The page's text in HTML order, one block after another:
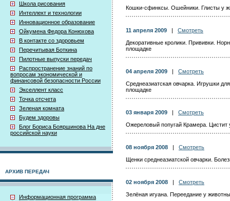
Школа рисования
Интеллект и технологии
Инновационное образование
Ойкумена Федора Конюхова
В контакте со здоровьем
Перечитывая Боткина
Пилотные выпуски передач
Распространение знаний по
вопросам экономической и
финансовой безопасности России
Экселлент класс
Точка отсчета
Зеленая комната
Будем здоровы
Блог Бориса Бояршинова На дне
российской науки
АРХИВ ПЕРЕДАЧ
Информационная программа
Кошки-сфинксы. Ошейники. Глисты у
11 апреля 2009
Смотреть
Декоративные кролики. Прививки.
площадке
04 апреля 2009
Смотреть
Среднеазиатская овчарка. Игрушки
площадке
03 января 2009
Смотреть
Ожереловый попугай Крамера.
08 ноября 2008
Смотреть
Щенки среднеазиатской овчарки.
02 ноября 2008
Смотреть
Зелёная игуана. Переедание у